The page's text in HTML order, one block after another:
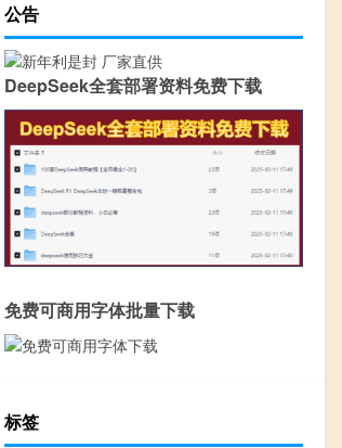
公告
DeepSeek全套部署资料免费下载
免费可商用字体批量下载
标签